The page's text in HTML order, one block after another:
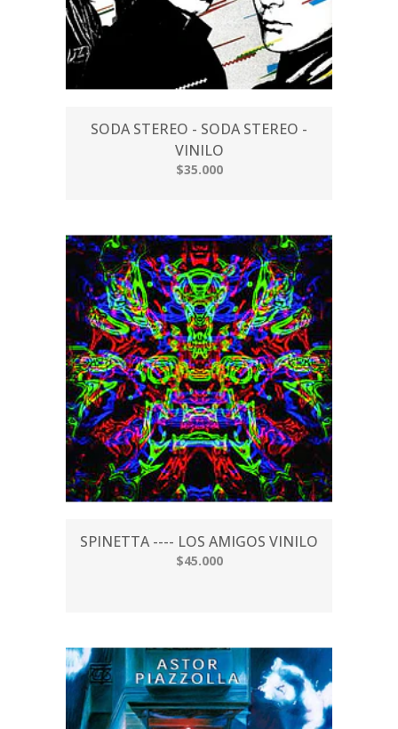
SODA STEREO - SODA STEREO -
VINILO
$35.000
SPINETTA ---- LOS AMIGOS VINILO
$45.000